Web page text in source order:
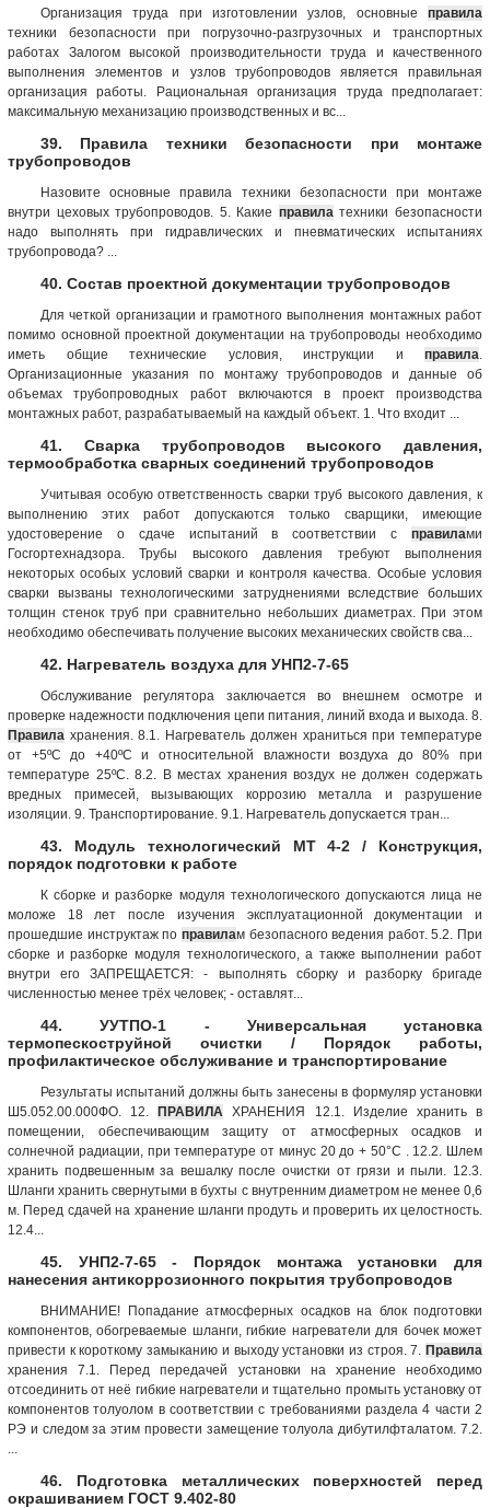
Организация труда при изготовлении узлов, основные правила
техники безопасности при погрузочно-разгрузочных и транспортных
работах Залогом высокой производительности труда и качественного
выполнения элементов и узлов трубопроводов является правильная
организация работы. Рациональная организация труда предполагает:
максимальную механизацию производственных и вс...
39. Правила техники безопасности при монтаже
трубопроводов
Назовите основные правила техники безопасности при монтаже
внутри цеховых трубопроводов. 5. Какие правила техники безопасности
надо выполнять при гидравлических и пневматических испытаниях
трубопровода? ...
40. Состав проектной документации трубопроводов
Для четкой организации и грамотного выполнения монтажных работ
помимо основной проектной документации на трубопроводы необходимо
иметь общие технические условия, инструкции и правила
Организационные указания по монтажу трубопроводов и данные об
объемах трубопроводных работ включаются в проект производства
монтажных работ, разрабатываемый на каждый объект. 1. Что входит ...
41. Сварка трубопроводов высокого давления,
термообработка сварных соединений трубопроводов
Учитывая особую ответственность сварки труб высокого давления, к
выполнению этих работ допускаются только сварщики, имеющие
удостоверение о сдаче испытаний в соответствии с правилами
Госгортехнадзора. Трубы высокого давления требуют выполнения
некоторых особых условий сварки и контроля качества. Особые условия
сварки вызваны технологическими затруднениями вследствие больших
толщин стенок труб при сравнительно небольших диаметрах. При этом
необходимо обеспечивать получение высоких механических свойств сва...
42. Нагреватель воздуха для УНП2-7-65
Обслуживание регулятора заключается во внешнем осмотре и
проверке надежности подключения цепи питания, линий входа и выхода. 8.
Правила хранения. 8.1. Нагреватель должен храниться при температуре
от +5ºС до +40ºС и относительной влажности воздуха до 80% при
температуре 25ºС. 8.2. В местах хранения воздух не должен содержать
вредных примесей, вызывающих коррозию металла и разрушение
изоляции. 9. Транспортирование. 9.1. Нагреватель допускается тран...
43. Модуль технологический МТ 4-2 / Конструкция,
порядок подготовки к работе
К сборке и разборке модуля технологического допускаются лица не
моложе 18 лет после изучения эксплуатационной документации и
прошедшие инструктаж по правилам безопасного ведения работ. 5.2. При
сборке и разборке модуля технологического, а также выполнении работ
внутри его ЗАПРЕЩАЕТСЯ: - выполнять сборку и разборку бригаде
численностью менее трёх человек; - оставлят...
44. УУТПО-1 - Универсальная установка
термопескоструйной очистки / Порядок работы,
профилактическое обслуживание и транспортирование
Результаты испытаний должны быть занесены в формуляр установки
Ш5.052.00.000ФО. 12.ПРАВИЛА ХРАНЕНИЯ 12.1. Изделие хранить в
помещении, обеспечивающим защиту от атмосферных осадков и
солнечной радиации, при температуре от минус 20 до + 50°С . 12.2. Шлем
хранить подвешенным за вешалку после очистки от грязи и пыли. 12.3.
Шланги хранить свернутыми в бухты с внутренним диаметром не менее 0,6
м. Перед сдачей на хранение шланги продуть и проверить их целостность.
12.4...
45. УНП2-7-65 - Порядок монтажа установки для
нанесения антикоррозионного покрытия трубопроводов
ВНИМАНИЕ! Попадание атмосферных осадков на блок подготовки
компонентов, обогреваемые шланги, гибкие нагреватели для бочек может
привести к короткому замыканию и выходу установки из строя. 7. Правила
хранения 7.1. Перед передачей установки на хранение необходимо
отсоединить от неё гибкие нагреватели и тщательно промыть установку от
компонентов толуолом в соответствии с требованиями раздела 4 части 2
РЭ и следом за этим провести замещение толуола дибутилфталатом. 7.2.
46. Подготовка металлических поверхностей перед
окрашиванием ГОСТ 9.402-80